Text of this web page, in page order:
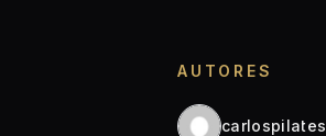
AUTORES
carlospilates